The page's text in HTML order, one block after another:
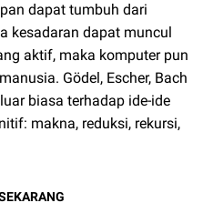
dapat tumbuh dari
kesadaran dapat muncul
aktif, maka komputer pun
Gödel, Escher, Bach
biasa terhadap ide-ide
makna, reduksi, rekursi,